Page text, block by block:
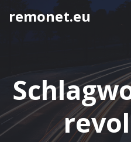
remonet.eu